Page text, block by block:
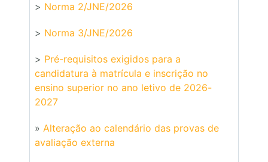
> Norma 2/JNE/2026
> Norma 3/JNE/2026
> Pré-requisitos exigidos para a
candidatura à matrícula e inscrição no
ensino superior no ano letivo de 2026-
2027
» Alteração ao calendário das provas de
avaliação externa